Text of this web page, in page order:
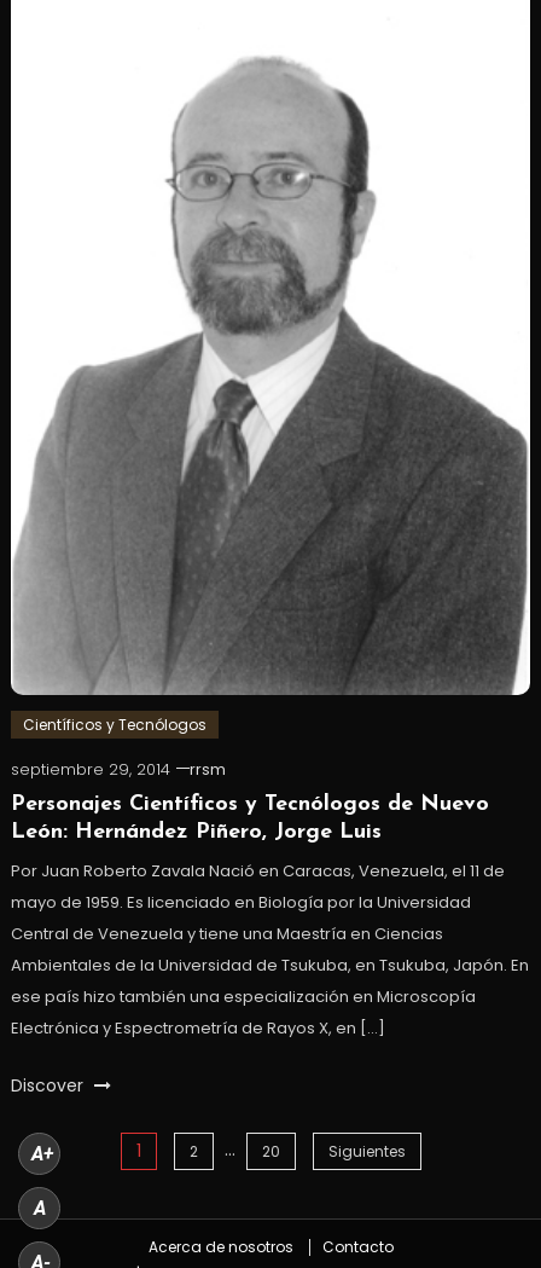
Científicos y Tecnólogos
septiembre 29, 2014
rrsm
Personajes Científicos y Tecnólogos de Nuevo
León: Hernández Piñero, Jorge Luis
Por Juan Roberto Zavala Nació en Caracas, Venezuela, el 11 de
mayo de 1959. Es licenciado en Biología por la Universidad
Central de Venezuela y tiene una Maestría en Ciencias
Ambientales de la Universidad de Tsukuba, en Tsukuba, Japón. En
ese país hizo también una especialización en Microscopía
Electrónica y Espectrometría de Rayos X, en […]
Discover
Paginación
de
1 2 … 20 Siguientes
Acerca de nosotros Contacto
A+
A
A-